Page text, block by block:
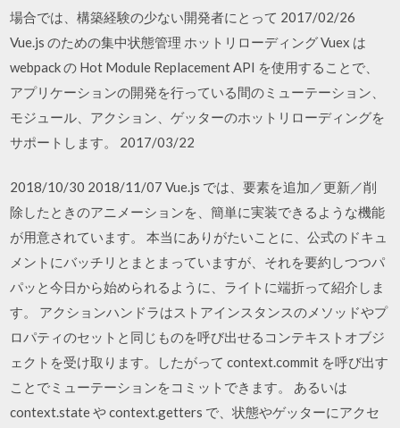
場合では、構築経験の少ない開発者にとって 2017/02/26
Vue.js のための集中状態管理 ホットリローディング Vuex は
webpack の Hot Module Replacement API を使用することで、
アプリケーションの開発を行っている間のミューテーション、
モジュール、アクション、ゲッターのホットリローディングを
サポートします。 2017/03/22
2018/10/30 2018/11/07 Vue.js では、要素を追加／更新／削
除したときのアニメーションを、簡単に実装できるような機能
が用意されています。 本当にありがたいことに、公式のドキュ
メントにバッチリとまとまっていますが、それを要約しつつパ
パッと今日から始められるように、ライトに端折って紹介しま
す。 アクションハンドラはストアインスタンスのメソッドやプ
ロパティのセットと同じものを呼び出せるコンテキストオブジ
ェクトを受け取ります。したがって context.commit を呼び出す
ことでミューテーションをコミットできます。 あるいは
context.state や context.getters で、状態やゲッターにアクセ